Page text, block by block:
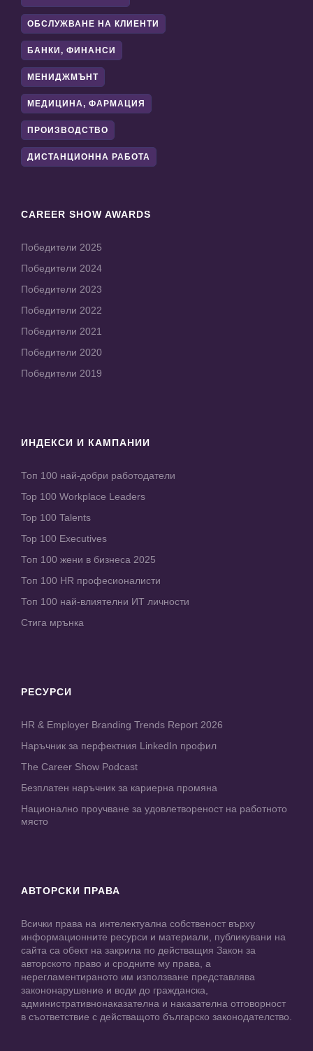
ОБСЛУЖВАНЕ НА КЛИЕНТИ
БАНКИ, ФИНАНСИ
МЕНИДЖМЪНТ
МЕДИЦИНА, ФАРМАЦИЯ
ПРОИЗВОДСТВО
ДИСТАНЦИОННА РАБОТА
CAREER SHOW AWARDS
Победители 2025
Победители 2024
Победители 2023
Победители 2022
Победители 2021
Победители 2020
Победители 2019
ИНДЕКСИ И КАМПАНИИ
Топ 100 най-добри работодатели
Top 100 Workplace Leaders
Top 100 Talents
Top 100 Executives
Топ 100 жени в бизнеса 2025
Топ 100 HR професионалисти
Топ 100 най-влиятелни ИТ личности
Стига мрънка
РЕСУРСИ
HR & Employer Branding Trends Report 2026
Наръчник за перфектния LinkedIn профил
The Career Show Podcast
Безплатен наръчник за кариерна промяна
Национално проучване за удовлетвореност на работното
място
АВТОРСКИ ПРАВА
Всички права на интелектуална собственост върху
информационните ресурси и материали, публикувани на
сайта са обект на закрила по действащия Закон за
авторското право и сродните му права, а
нерегламентираното им използване представлява
закононарушение и води до гражданска,
административнонаказателна и наказателна отговорност
в съответствие с действащото българско законодателство.